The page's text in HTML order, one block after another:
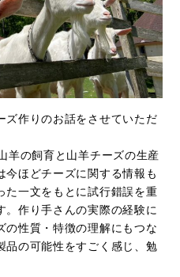
ズ作りのお話をさせていただ
羊の飼育と山羊チーズの生産
今ほどチーズに関する情報も
た一文をもとに試行錯誤を重
。作り手さんの実際の経験に
の性質・特徴の理解にもつな
品の可能性をすごく感じ、勉